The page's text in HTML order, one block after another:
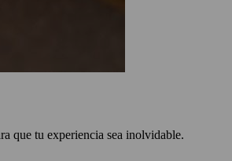
que tu experiencia sea inolvidable.